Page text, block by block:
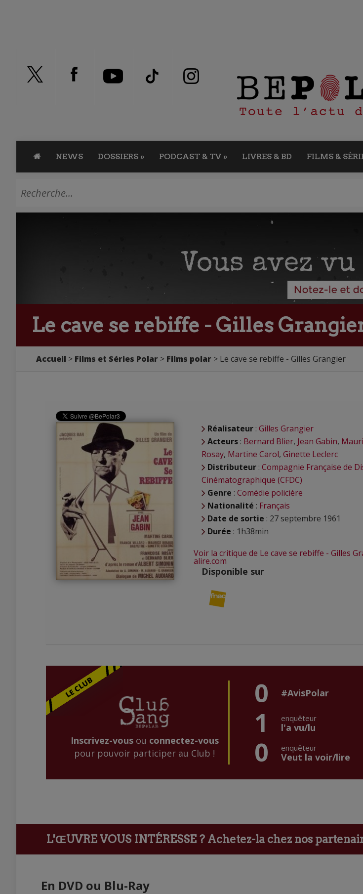
NEWS DOSSIERS » PODCAST & TV » LIVRES & BD FILMS &
Le cave se rebiffe - Gilles
Accueil Films et Séries Polar Films polar Le cave se rebiffe - Gilles Grangier
Réalisateur : Gilles Grangier
Acteurs : Bernard Blier, Jean Gabin,
Rosay, Martine Carol, Ginette Leclerc
Distributeur : Compagnie Française de
Cinématographique (CFDC)
Genre : Comédie policière
Nationalité : Français
Date de sortie : 27 septembre 1961
Durée : 1h38min
Voir la critique de Le cave se rebiffe - Gilles
alire.com
Disponible sur
Inscrivez-vousou connectez-vous
pour pouvoir participer au Club !
0 #AvisPolar
1 enquêteur
l'a vu/lu
0 enquêteur
Veut la voir/lire
L'ŒUVRE VOUS INTÉRESSE ? Achetez-la chez nos
En DVD ou Blu-Ray